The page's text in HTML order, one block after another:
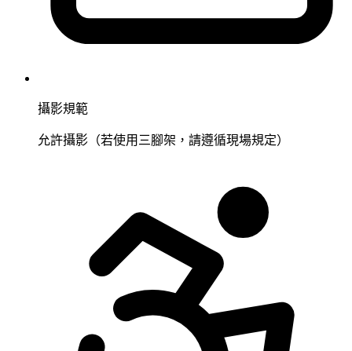
攝影規範
允許攝影（若使用三腳架，請遵循現場規定）